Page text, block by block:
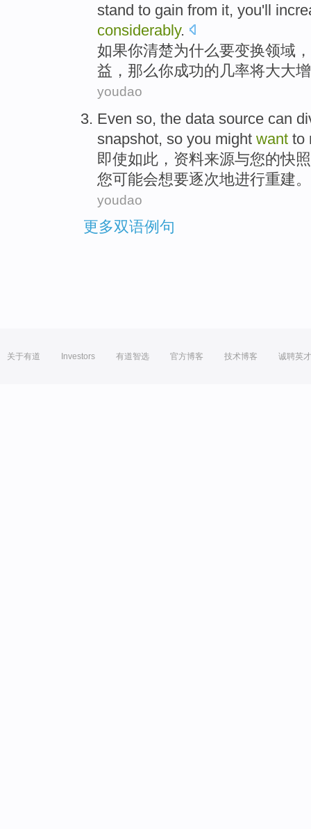
stand to gain from it, you'll
considerably.
如果你清楚为什么要变换领域，
益，那么你成功的 几率将大大
youdao
Even so, the data source can
snapshot, so you might want to
即使如此 ， 资料来源与您的快
您可能会想要逐次地进行重建。
youdao
更多双语例句
关于有道 Investors 有道智选 官方博客 技术博客 诚聘英才